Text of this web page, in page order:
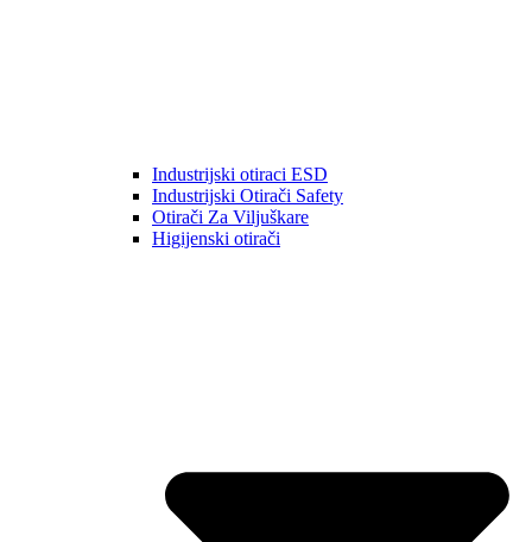
Industrijski otiraci ESD
Industrijski Otirači Safety
Otirači Za Viljuškare
Higijenski otirači